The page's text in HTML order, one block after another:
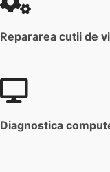
Repararea cutii de
Diagnostica